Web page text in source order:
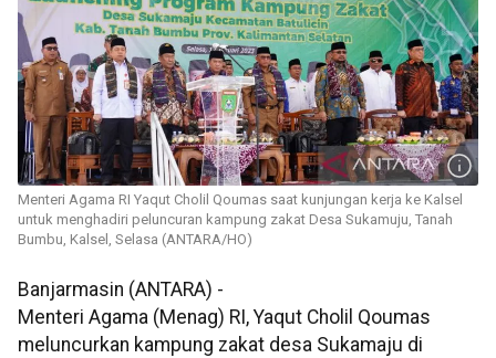
Menteri Agama RI Yaqut Cholil Qoumas saat kunjungan kerja ke Kalsel
untuk menghadiri peluncuran kampung zakat Desa Sukamuju, Tanah
Bumbu, Kalsel, Selasa (ANTARA/HO)
Banjarmasin (ANTARA) -
Menteri Agama (Menag) RI, Yaqut Cholil Qoumas
meluncurkan kampung zakat desa Sukamaju di